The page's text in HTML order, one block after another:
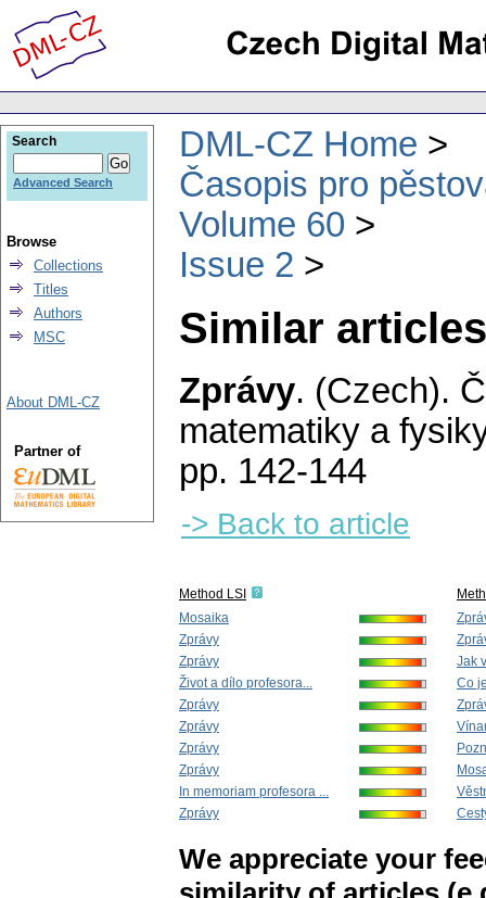
DML-CZ Home
Časopis pro
Volume 60
Issue 2
Similar
Zprávy. (Czech).
matematiky a
pp. 142-144
-> Back to article
Method LSI
Mosaika
Zprávy
Zprávy
Život a dílo profesora...
Zprávy
Zprávy
Zprávy
Zprávy
In memoriam profesora ...
Zprávy
Jak
Co
We appreciate your
Search
Advanced Search
Browse
Collections
Titles
Authors
MSC
About DML-CZ
Partner of